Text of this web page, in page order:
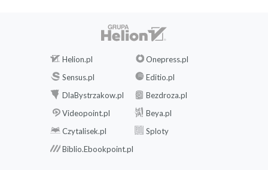
Helion.pl
Onepress.pl
Sensus.pl
Editio.pl
DlaBystrzakow.pl
Bezdroza.pl
Videopoint.pl
Beya.pl
Czytalisek.pl
Sploty
Biblio.Ebookpoint.pl